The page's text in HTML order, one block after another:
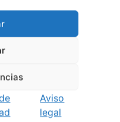
Aviso
legal